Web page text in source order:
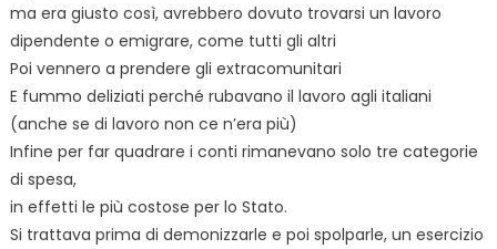
ma era giusto così, avrebbero dovuto trovarsi un lavoro
dipendente o emigrare, come tutti gli altri
Poi vennero a prendere gli extracomunitari
E fummo deliziati perché rubavano il lavoro agli italiani
(anche se di lavoro non ce n’era più)
Infine per far quadrare i conti rimanevano solo tre categorie
di spesa,
in effetti le più costose per lo Stato.
Si trattava prima di demonizzarle e poi spolparle, un esercizio